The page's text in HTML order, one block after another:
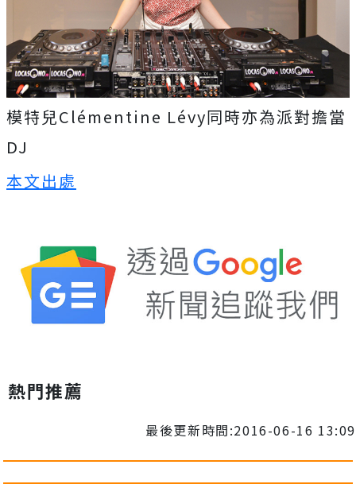
模特兒Clémentine Lévy同時亦為派對擔當
DJ
本文出處
熱門推薦
最後更新時間:2016-06-16 13:09